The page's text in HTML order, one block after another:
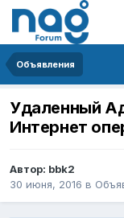
Объявления
Удаленный
Интернет
Автор: bbk2
30 июня, 2016 в